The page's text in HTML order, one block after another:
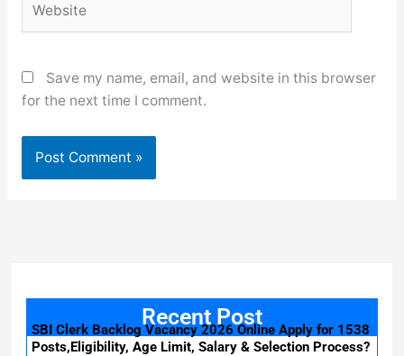
Save my name, email, and website in this browser
for the next time I comment.
Recent Post
SBI Clerk Backlog Vacancy 2026 Online Apply for 1538
Posts,Eligibility, Age Limit, Salary & Selection Process?